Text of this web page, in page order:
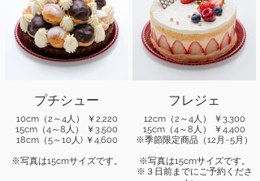
プチシュー
10cm（2～4人） ￥2,220
15cm（4～8人） ￥3,500
18cm（5～10人) ￥4,600
※写真は15cmサイズです。
フレジェ
12cm（2～4人） ￥3,300
15cm（4～8人） ￥4,400
※季節限定商品（12月~5月）
※写真は15cmサイズです。
※３日前までにご予約くださ